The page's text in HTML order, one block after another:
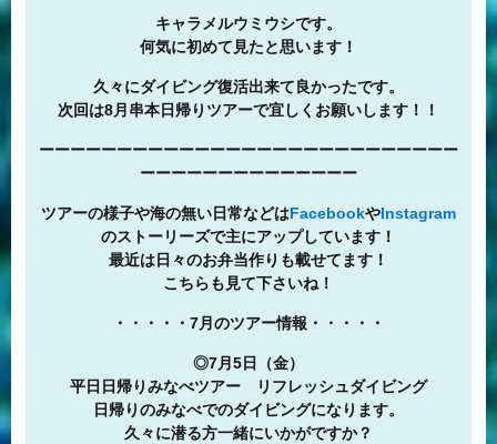
キャラメルウミウシです。
何気に初めて見たと思います！
久々にダイビング復活出来て良かったです。
次回は8月串本日帰りツアーで宜しくお願いします！！
ーーーーーーーーーーーーーーーーーーーーーーーーーーー
ーーーーーーーーーーーーーー
ツアーの様子や海の無い日常などはFacebookやInstagram
のストーリーズで主にアップしています！
最近は日々のお弁当作りも載せてます！
こちらも見て下さいね！
・・・・・7月のツアー情報・・・・・
◎7月5日（金）
平日日帰りみなべツアー リフレッシュダイビング
日帰りのみなべでのダイビングになります。
久々に潜る方一緒にいかがですか？